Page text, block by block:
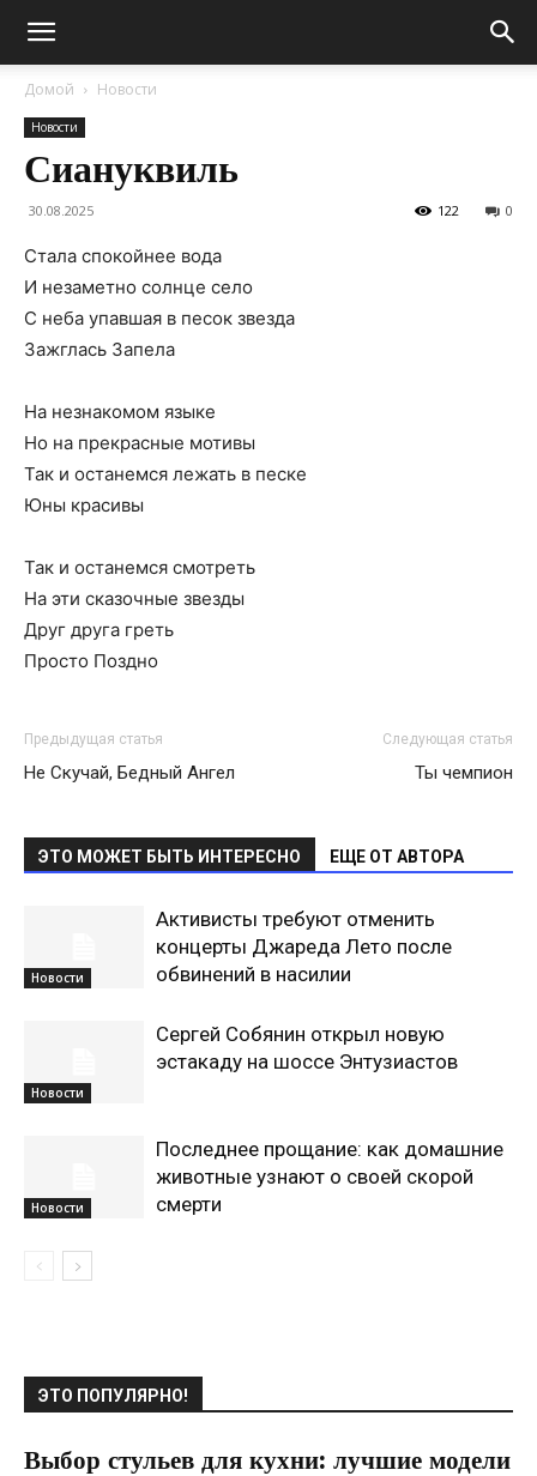
Домой Новости
Новости
Сиануквиль
30.08.2025 0
122
Стала спокойнее вода
И незаметно солнце село
С неба упавшая в песок звезда
Зажглась Запела
На незнакомом языке
Но на прекрасные мотивы
Так и останемся лежать в песке
Юны красивы
Так и останемся смотреть
На эти сказочные звезды
Друг друга греть
Просто Поздно
Предыдущая статья
Не Скучай, Бедный Ангел
Следующая статья
Ты чемпион
ЭТО МОЖЕТ БЫТЬ ИНТЕРЕСНО ЕЩЕ ОТ АВТОРА
Новости
Активисты требуют отменить
концерты Джареда Лето после
обвинений в насилии
Новости
Сергей Собянин открыл новую
эстакаду на шоссе Энтузиастов
Новости
Последнее прощание: как домашние
животные узнают о своей скорой
смерти
ЭТО ПОПУЛЯРНО!
Выбор стульев для кухни: лучшие модели